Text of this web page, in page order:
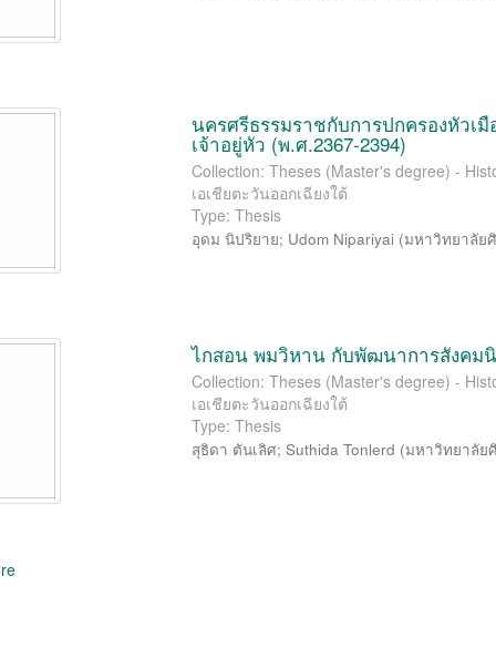
นครศรีธรรมราชกับการปกครองหัวเ
เจ้าอยู่หัว (พ.ศ.2367-2394)
Collection: Theses (Master's degree) -
เอเชียตะวันออกเฉียงใต้
Type: Thesis
อุดม นิปริยาย; Udom Nipariyai (มหาวิทยาลัย
ไกสอน พมวิหาน กับพัฒนาการสังคมนิ
Collection: Theses (Master's degree) -
เอเชียตะวันออกเฉียงใต้
Type: Thesis
สุธิดา ตันเลิศ;Suthida Tonlerd (มหาวิทยาลัย